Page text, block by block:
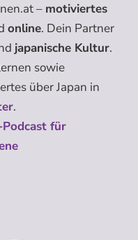
– motiviertes
online. Dein Partner
japanische Kultur.
sowie
über Japan in
.
Podcast für